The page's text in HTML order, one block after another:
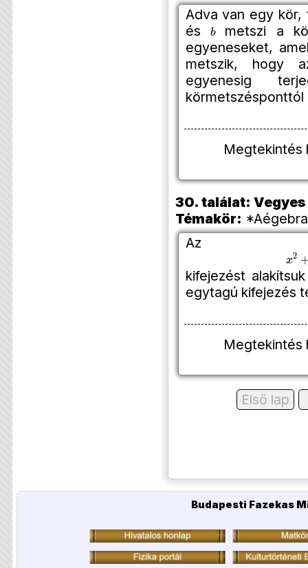
Adva van egy
és
bmetszi a
egyeneseket,
metszik, hogy
egyenesig
körmetszésponttól
30. találat:
Témakör:
Az
2
kifejezést
egytagú kifejezés
Első lap
Budapesti Fazekas